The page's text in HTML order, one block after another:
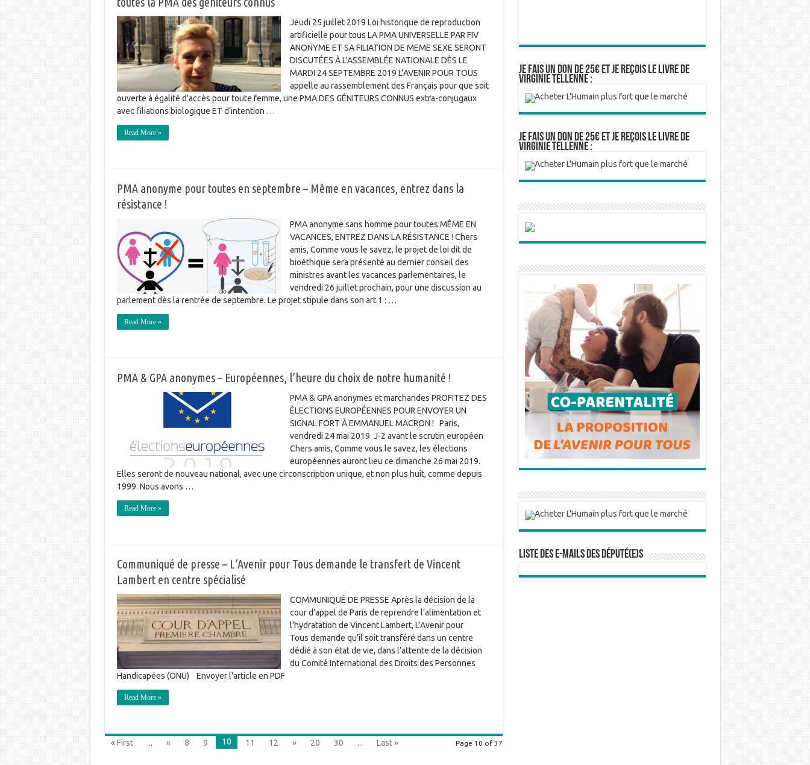
Jeudi 25 juillet 2019 Loi historique de reproduction
artificielle pour tous LA PMA UNIVERSELLE PAR FIV
ANONYME ET SA FILIATION DE MEME SEXE SERONT
DISCUTÉES À L’ASSEMBLÉE NATIONALE DÈS LE
MARDI 24 SEPTEMBRE 2019 L’AVENIR POUR TOUS
appelle au rassemblement des Français pour que soit
ouverte à égalité d’accès pour toute femme, une PMA DES GÉNITEURS CONNUS extra-conjugaux
avec filiations biologique ET d’intention …
Read More »
PMA anonyme pour toutes en septembre – Même en vacances, entrez dans la
résistance !
PMA anonyme sans homme pour toutes MÊME EN
VACANCES, ENTREZ DANS LA RÉSISTANCE ! Chers
amis, Comme vous le savez, le projet de loi dit de
bioéthique sera présenté au dernier conseil des
ministres avant les vacances parlementaires, le
vendredi 26 juillet prochain, pour une discussion au
parlement dès la rentrée de septembre. Le projet stipule dans son art.1 : …
Read More »
PMA & GPA anonymes – Européennes, l’heure du choix de notre humanité !
PMA & GPA anonymes et marchandes PROFITEZ DES
ÉLECTIONS EUROPÉENNES POUR ENVOYER UN
SIGNAL FORT À EMMANUEL MACRON ! Paris,
vendredi 24 mai 2019 J-2 avant le scrutin européen
Chers amis, Comme vous le savez, les élections
européennes auront lieu ce dimanche 26 mai 2019.
Elles seront de nouveau national, avec une circonscription unique, et non plus huit, comme depuis
1999. Nous avons …
Read More »
Communiqué de presse – L’Avenir pour Tous demande le transfert de Vincent
Lambert en centre spécialisé
COMMUNIQUÉ DE PRESSE Après la décision de la
cour d’appel de Paris de reprendre l’alimentation et
l’hydratation de Vincent Lambert, L’Avenir pour
Tous demande qu’il soit transféré dans un centre
dédié à son état de vie, dans l’attente de la décision
du Comité International des Droits des Personnes
Handicapées (ONU) Envoyer l'article en PDF
Read More »
Page 10 of 37
« First ... « 8 9 10 11 12 » 20 30 ... Last »
Je fais un don de 25€ et je reçois le livre de
Virginie Tellenne :
Je fais un don de 25€ et je reçois le livre de
Virginie Tellenne :
Liste des e-mails des député(e)s